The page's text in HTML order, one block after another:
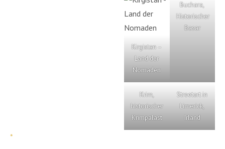
Kirgistan –
Land der
Nomaden
Buchara,
Historischer
Basar
Krim,
historischer
Krimpalast
Streetart in
Limerick,
Irland
*